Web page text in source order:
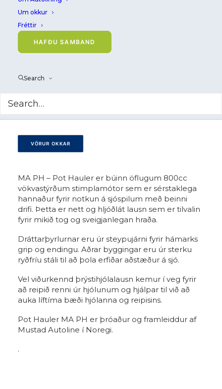
Um okkur
Fréttir
HAFÐU SAMBAND
Search
er hönnuð fyrir erfiðar keraveiðar í
öfgavatni
VÖRUR OKKAR
MA PH – Pot Hauler er búinn öflugum 800cc
vökvastýrðum stimplamótor sem er sérstaklega
hannaður fyrir notkun á sjóspilum með beinni
drifi. Þetta er nett og hljóðlát lausn sem er tilvalin
fyrir mikið tog og sveigjanlegan hraða.
Dráttarþyrlurnar eru úr steypujárni fyrir hámarks
grip og endingu. Aðrar byggingar eru úr sterku
ryðfríu stáli til að þola erfiðar aðstæður á sjó.
Vel viðurkennd þrýstihjólalausn kemur í veg fyrir
að reipið renni úr hjólunum og hjálpar til við að
auka líftíma bæði hjólanna og reipisins.
Pot Hauler MA PH er þróaður og framleiddur af
Mustad Autoline í Noregi.
.